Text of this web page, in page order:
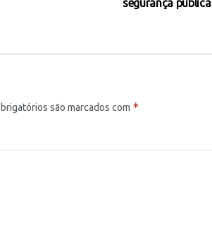
segurança pública
são marcados com *